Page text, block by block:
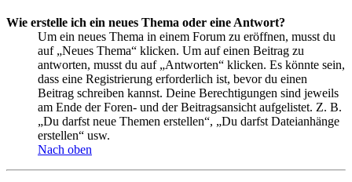
Wie erstelle ich ein neues Thema oder eine Antwort?
Um ein neues Thema in einem Forum zu eröffnen, musst du
auf „Neues Thema“ klicken. Um auf einen Beitrag zu
antworten, musst du auf „Antworten“ klicken. Es könnte sein,
dass eine Registrierung erforderlich ist, bevor du einen
Beitrag schreiben kannst. Deine Berechtigungen sind jeweils
am Ende der Foren- und der Beitragsansicht aufgelistet. Z. B.
„Du darfst neue Themen erstellen“, „Du darfst Dateianhänge
erstellen“ usw.
Nach oben